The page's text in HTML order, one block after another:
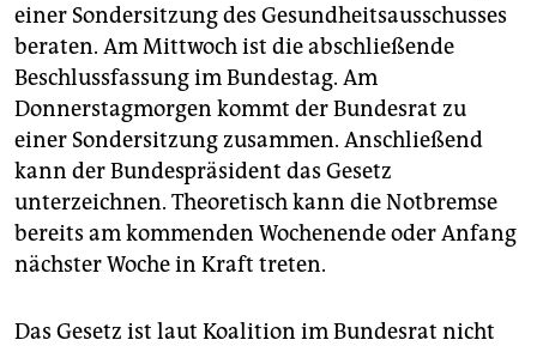
einer Sondersitzung des Gesundheitsausschusses
beraten. Am Mittwoch ist die abschließende
Beschlussfassung im Bundestag. Am
Donnerstagmorgen kommt der Bundesrat zu
einer Sondersitzung zusammen. Anschließend
kann der Bundespräsident das Gesetz
unterzeichnen. Theoretisch kann die Notbremse
bereits am kommenden Wochenende oder Anfang
nächster Woche in Kraft treten.
Das Gesetz ist laut Koalition im Bundesrat nicht